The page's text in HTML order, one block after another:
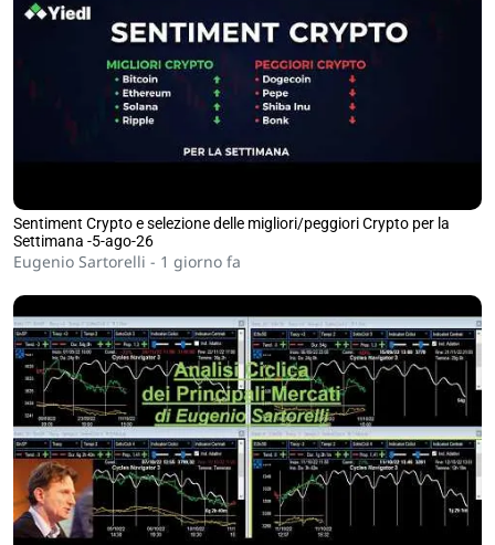
Sentiment Crypto e selezione delle migliori/peggiori Crypto per la
Settimana -5-ago-26
Eugenio Sartorelli - 1 giorno fa